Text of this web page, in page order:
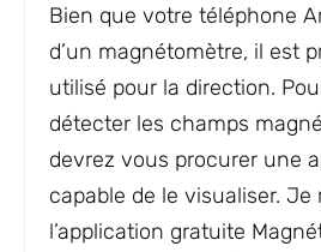
Bien que votre téléphone
d’un magnétomètre, il est
utilisé pour la direction.
détecter les champs
devrez vous procurer une
capable de le visualiser. Je
l’application gratuite